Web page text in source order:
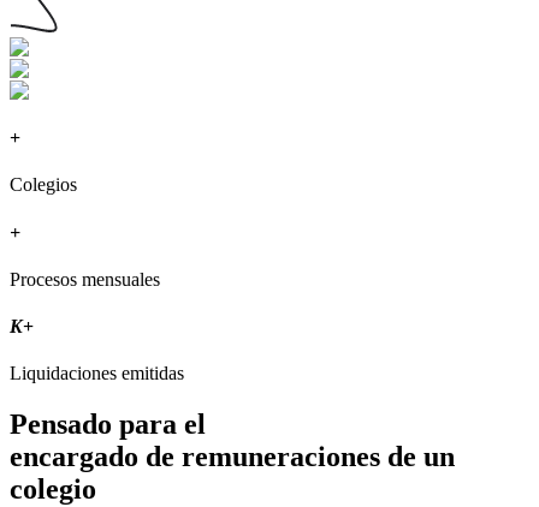
+
Colegios
+
Procesos mensuales
K+
Liquidaciones emitidas
Pensado para el
encargado de remuneraciones de un
colegio